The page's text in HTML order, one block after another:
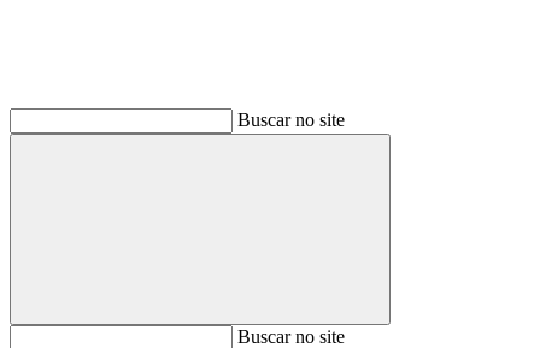
Buscar no site
BuscarBuscar no site